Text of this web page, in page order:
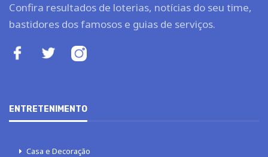
Confira resultados de loterias, notícias do seu time,
bastidores dos famosos e guias de serviços.
ENTRETENIMENTO
Casa e Decoração